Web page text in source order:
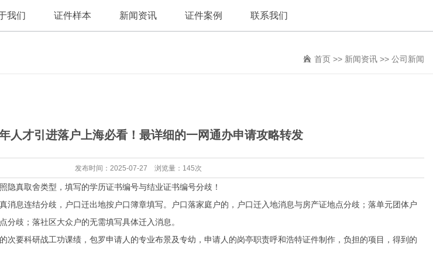
我们 证件样本 新闻资讯 证件案例 联系我们
首页 >> 新闻资讯 >> 公司新闻
人才引进落户上海必看！最详细的一网通办申请攻略转发
发布时间：2025-07-27 浏览量：145次
真取舍类型，填写的学历证书编号与结业证书编号分歧！
息连结分歧，户口迁出地按户口簿章填写。户口落家庭户的，户口迁入地消息与房产证地点分歧；落单元团体户
分歧；落社区大众户的无需填写具体迁入消息。
要科研战工功课绩，包罗申请人的专业布景及专幼，申请人的岗亭职责呼和浩特证件制作，负担的项目，得到的